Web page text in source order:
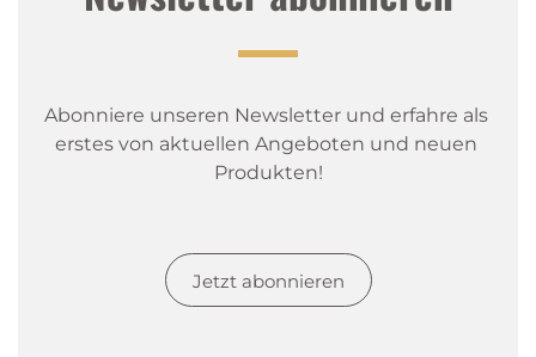
Abonniere unseren Newsletter und erfahre als
erstes von aktuellen Angeboten und neuen
Produkten!
Jetzt abonnieren